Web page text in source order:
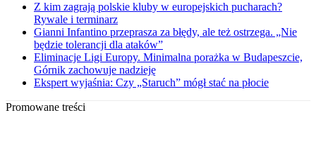
Z kim zagrają polskie kluby w europejskich pucharach?
Rywale i terminarz
Gianni Infantino przeprasza za błędy, ale też ostrzega. „Nie
będzie tolerancji dla ataków”
Eliminacje Ligi Europy. Minimalna porażka w Budapeszcie,
Górnik zachowuje nadzieję
Ekspert wyjaśnia: Czy „Staruch” mógł stać na płocie
Promowane treści